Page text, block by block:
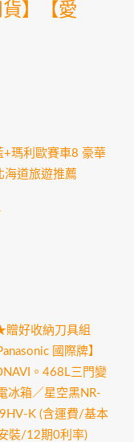
】【愛
+瑪利歐賽車8 豪華
海道旅遊推薦
好收納刀具組
國際牌】
。468L三門變
冰箱／星空黑NR-
K (含運費/基本
裝/12期0利率)